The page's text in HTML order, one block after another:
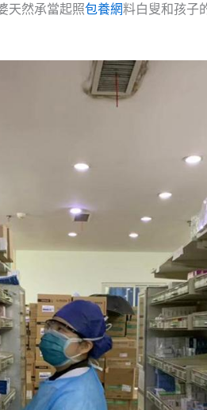
天然承當起照包養網料白叟和孩子